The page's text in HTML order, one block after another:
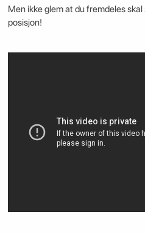
Men ikke glem at du fremdeles
posisjon!